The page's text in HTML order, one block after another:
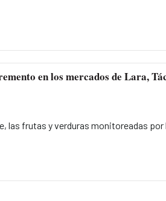
en los mercados de Lara,
las frutas y verduras monitoreadas por